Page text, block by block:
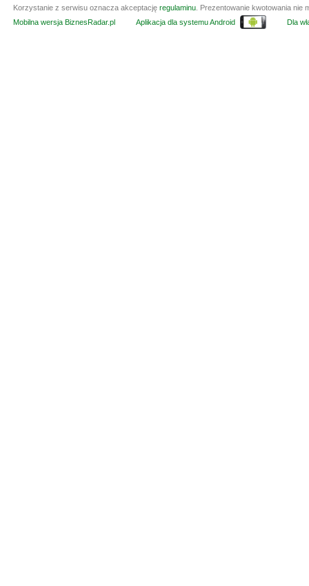
Korzystanie z serwisu oznacza akceptację regulaminu . Prezentowanie kwotowania
Mobilna wersja BiznesRadar.pl
Aplikacja dla systemu Android Dla